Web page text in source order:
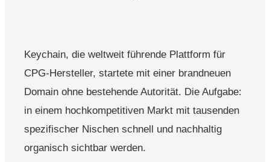
Keychain, die weltweit führende Plattform für
CPG-Hersteller, startete mit einer brandneuen
Domain ohne bestehende Autorität. Die Aufgabe:
in einem hochkompetitiven Markt mit tausenden
spezifischer Nischen schnell und nachhaltig
organisch sichtbar werden.